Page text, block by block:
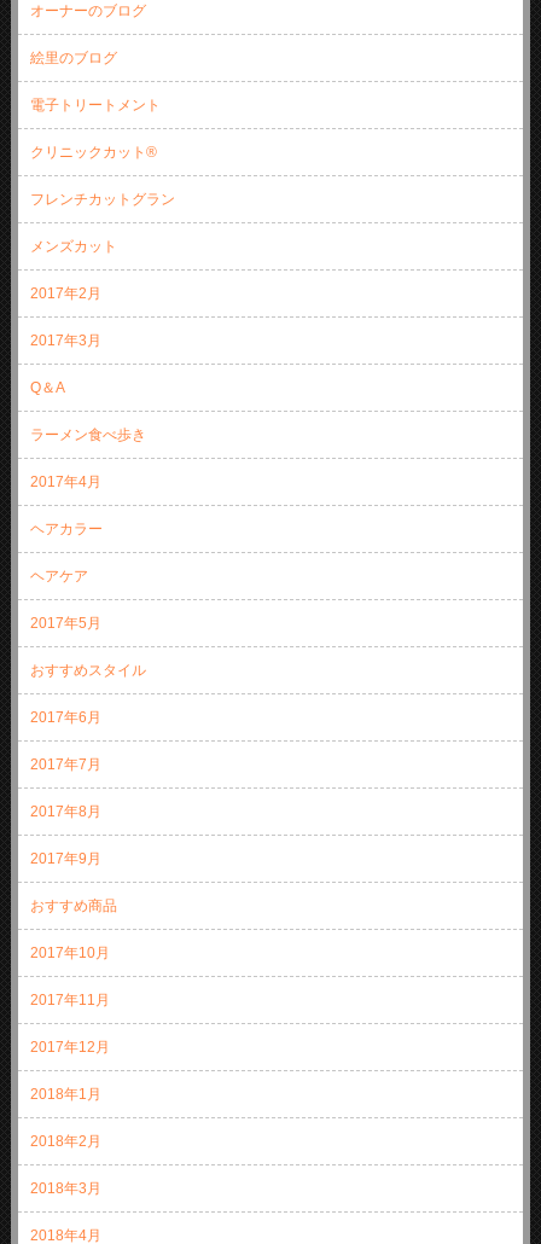
オーナーのブログ
絵里のブログ
電子トリートメント
クリニックカット®
フレンチカットグラン
メンズカット
2017年2月
2017年3月
Q＆A
ラーメン食べ歩き
2017年4月
ヘアカラー
ヘアケア
2017年5月
おすすめスタイル
2017年6月
2017年7月
2017年8月
2017年9月
おすすめ商品
2017年10月
2017年11月
2017年12月
2018年1月
2018年2月
2018年3月
2018年4月